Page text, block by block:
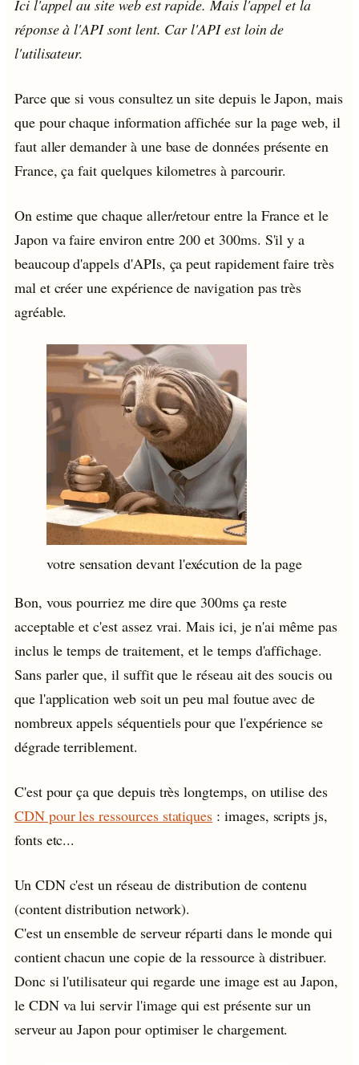
Ici l'appel au site web est rapide. Mais l'appel et la
réponse à l'API sont lent. Car l'API est loin de
l'utilisateur.
Parce que si vous consultez un site depuis le Japon, mais
que pour chaque information affichée sur la page web, il
faut aller demander à une base de données présente en
France, ça fait quelques kilometres à parcourir.
On estime que chaque aller/retour entre la France et le
Japon va faire environ entre 200 et 300ms. S'il y a
beaucoup d'appels d'APIs, ça peut rapidement faire très
mal et créer une expérience de navigation pas très
agréable.
votre sensation devant l'exécution de la page
Bon, vous pourriez me dire que 300ms ça reste
acceptable et c'est assez vrai. Mais ici, je n'ai même pas
inclus le temps de traitement, et le temps d'affichage.
Sans parler que, il suffit que le réseau ait des soucis ou
que l'application web soit un peu mal foutue avec de
nombreux appels séquentiels pour que l'expérience se
dégrade terriblement.
C'est pour ça que depuis très longtemps, on utilise des
CDN pour les ressources statiques : images, scripts js,
fonts etc...
Un CDN c'est un réseau de distribution de contenu
(content distribution network).
C'est un ensemble de serveur réparti dans le monde qui
contient chacun une copie de la ressource à distribuer.
Donc si l'utilisateur qui regarde une image est au Japon,
le CDN va lui servir l'image qui est présente sur un
serveur au Japon pour optimiser le chargement.